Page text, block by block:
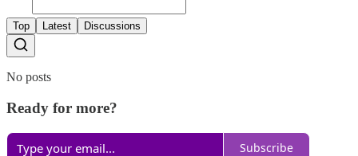
Top Latest Discussions
No posts
Ready for more?
Subscribe